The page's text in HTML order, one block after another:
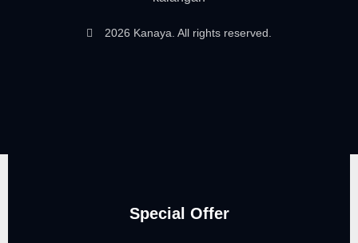
2026 Kanaya. All rights reserved.
Special Offer